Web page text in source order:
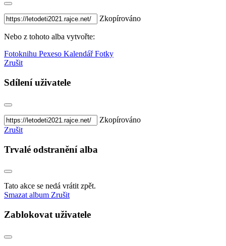
Zkopírováno
Nebo z tohoto alba vytvořte:
Fotoknihu Pexeso KalendářFotky
Zrušit
Sdílení uživatele
Zkopírováno
Zrušit
Trvalé odstranění alba
Tato akce se nedá vrátit zpět.
Smazat album Zrušit
Zablokovat uživatele